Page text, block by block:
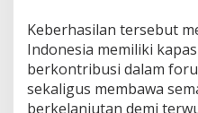
Keberhasilan tersebut
Indonesia memiliki
berkontribusi dalam
sekaligus membawa
berkelanjutan demi